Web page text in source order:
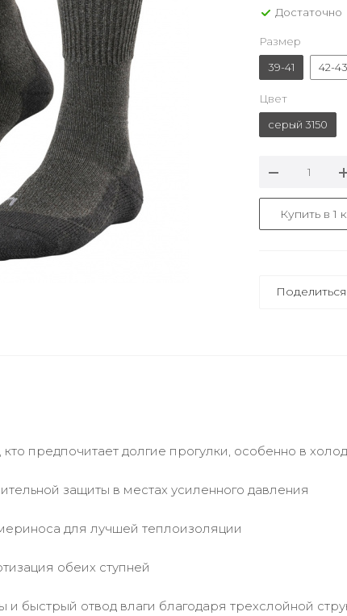
Достаточно
Размер
39-41
42-43
Цвет
серый 3150
Купить в 1
Поделиться
предпочитает долгие прогулки, особенно в
защиты в местах усиленного давления
для лучшей теплоизоляции
обеих ступней
быстрый отвод влаги благодаря трехслойной